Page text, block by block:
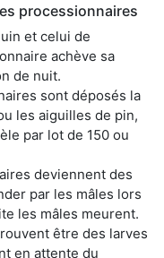
processionnaires
et celui de
achève sa
de nuit.
sont déposés la
les aiguilles de pin,
par lot de 150 ou
deviennent des
par les mâles lors
les mâles meurent.
être des larves
en attente du